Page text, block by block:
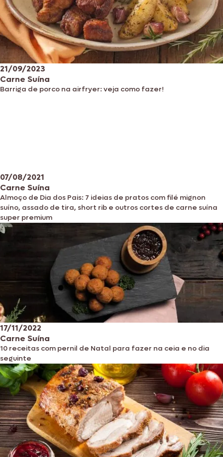
21/09/2023
Carne Suína
Barriga de porco na airfryer: veja como fazer!
07/08/2021
Carne Suína
Almoço de Dia dos Pais: 7 ideias de pratos com filé mignon
suíno, assado de tira, short rib e outros cortes de carne suína
super premium
17/11/2022
Carne Suína
10 receitas com pernil de Natal para fazer na ceia e no dia
seguinte